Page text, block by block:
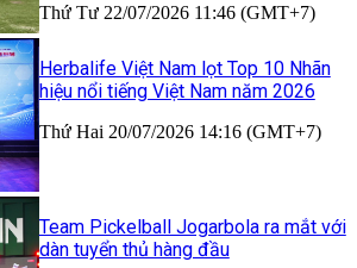
Thứ Tư 22/07/2026 11:46 (GMT+7)
Herbalife Việt Nam lọt Top 10 Nhãn
hiệu nổi tiếng Việt Nam năm 2026
Thứ Hai 20/07/2026 14:16 (GMT+7)
Team Pickelball Jogarbola ra mắt với
dàn tuyển thủ hàng đầu